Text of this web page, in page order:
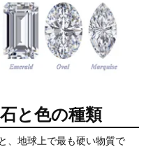
と色の種類
、地球上で最も硬い物質で